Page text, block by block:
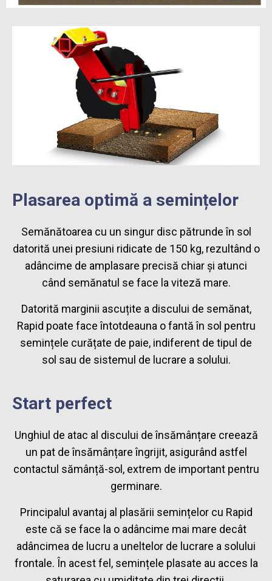
Plasarea optimă a semințelor
Semănătoarea cu un singur disc pătrunde în sol
datorită unei presiuni ridicate de 150 kg, rezultând o
adâncime de amplasare precisă chiar și atunci
când semănatul se face la viteză mare.
Datorită marginii ascuțite a discului de semănat,
Rapid poate face întotdeauna o fantă în sol pentru
semințele curățate de paie, indiferent de tipul de
sol sau de sistemul de lucrare a solului.
Start perfect
Unghiul de atac al discului de însămânțare creează
un pat de însămânțare îngrijit, asigurând astfel
contactul sămânță-sol, extrem de important pentru
germinare.
Principalul avantaj al plasării semințelor cu Rapid
este că se face la o adâncime mai mare decât
adâncimea de lucru a uneltelor de lucrare a solului
frontale. În acest fel, semințele plasate au acces la